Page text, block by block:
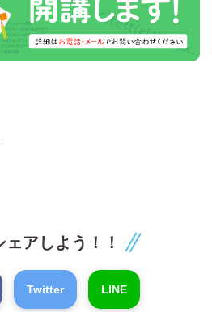
ェアしよう！！
Twitter LINE